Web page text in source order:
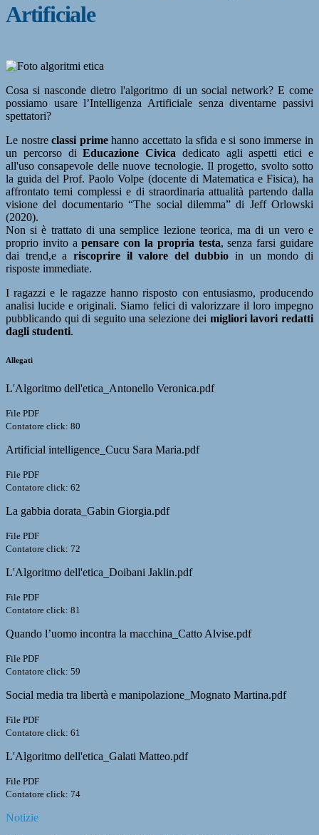
Artificiale
Cosa si nasconde dietro l'algoritmo di un social network? E come
possiamo usare l’Intelligenza Artificiale senza diventarne passivi
spettatori?
Le nostreclassi primehanno accettato la sfida e si sono immerse in
un percorso diEducazione Civica dedicato agli aspetti etici e
all'uso consapevole delle nuove tecnologie. Il progetto, svolto sotto
la guida delProf. Paolo Volpe (docente di Matematica e Fisica), ha
affrontato temi complessi e di straordinaria attualità partendo dalla
visione del documentario “The social dilemma” di Jeff Orlowski
(2020).
Non si è trattato di una semplice lezione teorica, ma di un vero e
proprio invito apensare con la propria testa, senza farsi guidare
dai trend,e a riscoprire il valore del dubbio in un mondo di
risposte immediate.
I ragazzi e le ragazze hanno risposto con entusiasmo, producendo
analisi lucide e originali. Siamo felici di valorizzare il loro impegno
pubblicando qui di seguito una selezione dei migliori lavori redatti
dagli studenti.
Allegati
L'Algoritmo dell'etica_Antonello Veronica.pdf
File PDF
Contatore click: 80
Artificial intelligence_Cucu Sara Maria.pdf
File PDF
Contatore click: 62
La gabbia dorata_Gabin Giorgia.pdf
File PDF
Contatore click: 72
L'Algoritmo dell'etica_Doibani Jaklin.pdf
File PDF
Contatore click: 81
Quando l’uomo incontra la macchina_Catto Alvise.pdf
File PDF
Contatore click: 59
Social media tra libertà e manipolazione_Mognato Martina.pdf
File PDF
Contatore click: 61
L'Algoritmo dell'etica_Galati Matteo.pdf
File PDF
Contatore click: 74
Notizie